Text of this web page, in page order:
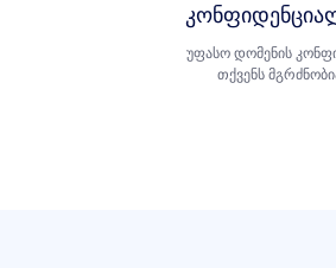
უფასო დომენის
თქვენს